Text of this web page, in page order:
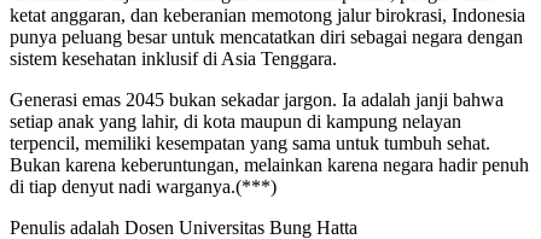
ketat anggaran, dan keberanian memotong jalur birokrasi, Indonesia
punya peluang besar untuk mencatatkan diri sebagai negara dengan
sistem kesehatan inklusif di Asia Tenggara.
Generasi emas 2045 bukan sekadar jargon. Ia adalah janji bahwa
setiap anak yang lahir, di kota maupun di kampung nelayan
terpencil, memiliki kesempatan yang sama untuk tumbuh sehat.
Bukan karena keberuntungan, melainkan karena negara hadir penuh
di tiap denyut nadi warganya.(***)
Penulis adalah Dosen Universitas Bung Hatta